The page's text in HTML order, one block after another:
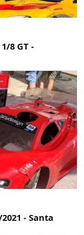
8 GT -
- Santa